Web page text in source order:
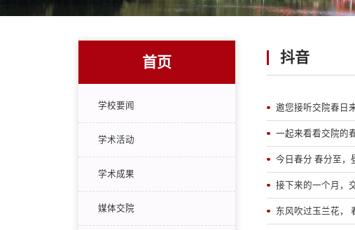
首页
学校要闻
学术活动
学术成果
媒体交院
抖音
邀您接听交院春日
一起来看看交院的
今日春分 春分至，
接下来的一个月，
东风吹过玉兰花，